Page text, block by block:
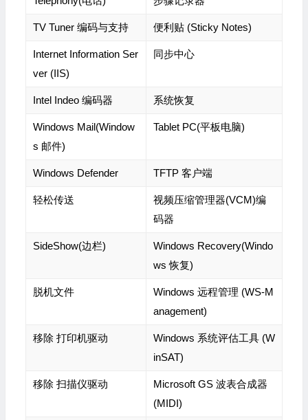
TV Tuner 编码与支持 便利贴 (Sticky Notes)
Internet Information Ser
ver (IIS)
同步中心
Intel Indeo 编码器 系统恢复
Windows Mail(Window
s 邮件)
Tablet PC(平板电脑)
Windows Defender TFTP 客户端
轻松传送
视频压缩管理器(VCM)编
码器
SideShow(边栏)
Windows Recovery(Windo
ws 恢复)
脱机文件
Windows 远程管理 (WS-M
anagement)
移除 打印机驱动
Windows 系统评估工具 (W
inSAT)
移除 扫描仪驱动
Microsoft GS 波表合成器
(MIDI)